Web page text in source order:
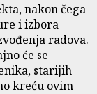
nakon čega
i izbora
radova.
će se
starijih
kreću ovim